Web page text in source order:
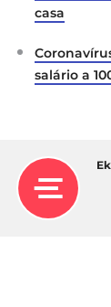
casa
salário a